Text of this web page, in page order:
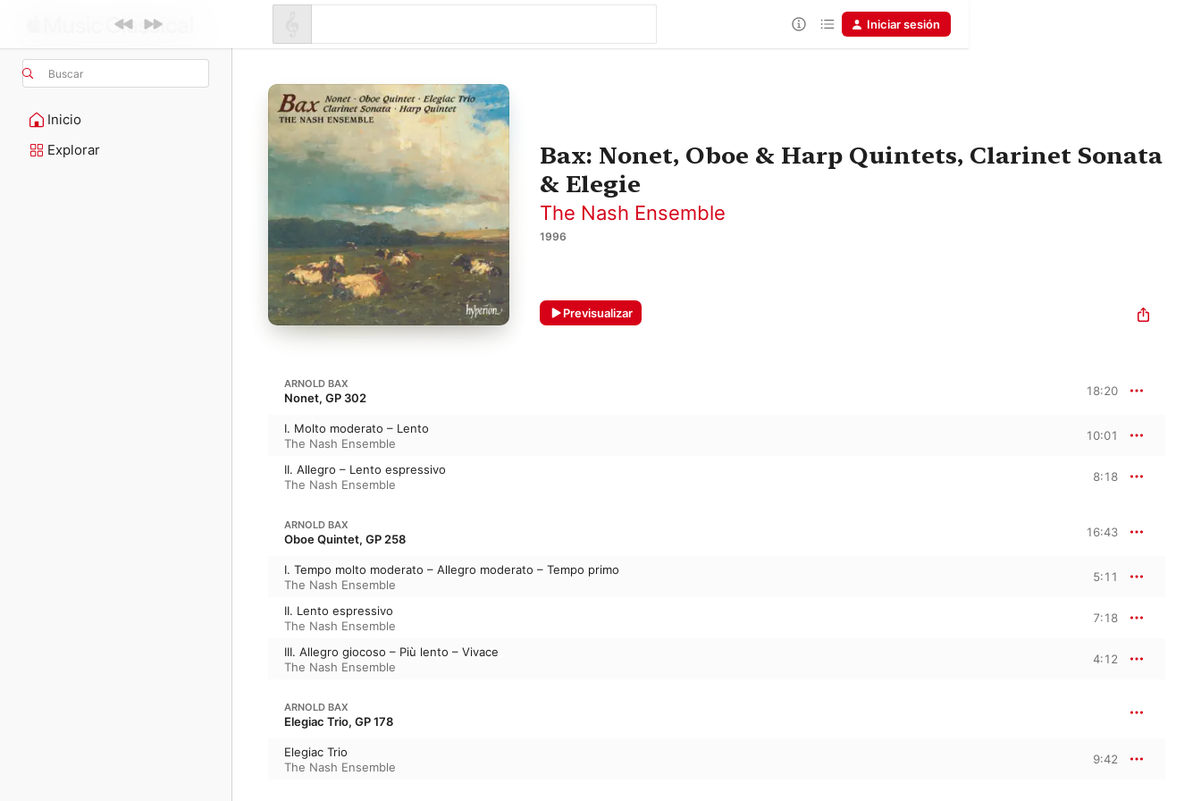
Buscar
Inicio
Explorar
Iniciar sesión
Bax: Nonet, Oboe & Harp Quintets, Clarinet Sonata
& Elegie
The Nash Ensemble
1996
Previsualizar
ARNOLD BAX
Nonet, GP 302 18:20
I. Molto moderato – Lento
The Nash Ensemble
10:01
II. Allegro – Lento espressivo
The Nash Ensemble
8:18
ARNOLD BAX
Oboe Quintet, GP 258 16:43
I. Tempo molto moderato – Allegro moderato – Tempo primo
The Nash Ensemble
5:11
II. Lento espressivo
The Nash Ensemble
7:18
III. Allegro giocoso – Più lento – Vivace
The Nash Ensemble
4:12
ARNOLD BAX
Elegiac Trio, GP 178
Elegiac Trio
The Nash Ensemble
9:42